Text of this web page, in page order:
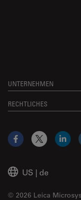
UNTERNEHMEN
RECHTLICHES
US | de
© 2026 Leica
Facebook
X